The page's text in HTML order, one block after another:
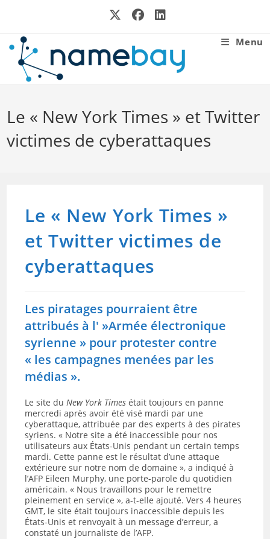
Menu
Le « New York Times » et Twitter
victimes de cyberattaques
Le « New York Times »
et Twitter victimes de
cyberattaques
Les piratages pourraient être
attribués à l' »Armée électronique
syrienne » pour protester contre
« les campagnes menées par les
médias ».
Le site duNew York Times était toujours en panne
mercredi après avoir été visé mardi par une
cyberattaque, attribuée par des experts à des pirates
syriens. « Notre site a été inaccessible pour nos
utilisateurs aux États-Unis pendant un certain temps
mardi. Cette panne est le résultat d’une attaque
extérieure sur notre nom de domaine », a indiqué à
l’AFP Eileen Murphy, une porte-parole du quotidien
américain. « Nous travaillons pour le remettre
pleinement en service », a-t-elle ajouté. Vers 4 heures
GMT, le site était toujours inaccessible depuis les
États-Unis et renvoyait à un message d’erreur, a
constaté un journaliste de l’AFP.